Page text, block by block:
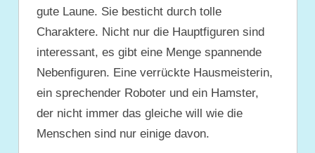
gute Laune. Sie besticht durch tolle
Charaktere. Nicht nur die Hauptfiguren sind
interessant, es gibt eine Menge spannende
Nebenfiguren. Eine verrückte Hausmeisterin,
ein sprechender Roboter und ein Hamster,
der nicht immer das gleiche will wie die
Menschen sind nur einige davon.